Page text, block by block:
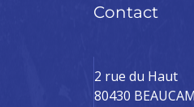
Contact
2 rue du Haut
80430